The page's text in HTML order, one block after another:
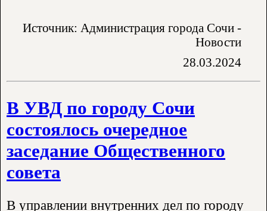
Источник: Администрация города Сочи -
Новости
28.03.2024
В УВД по городу Сочи
состоялось очередное
заседание Общественного
совета
В управлении внутренних дел по городу